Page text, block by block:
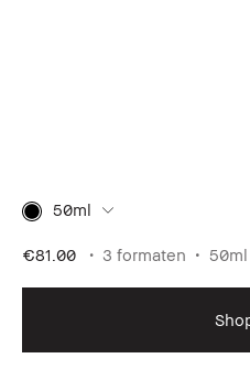
50ml
€81.00 3 formaten 50ml